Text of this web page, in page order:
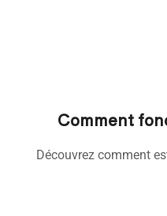
Comment
Découvrez comment